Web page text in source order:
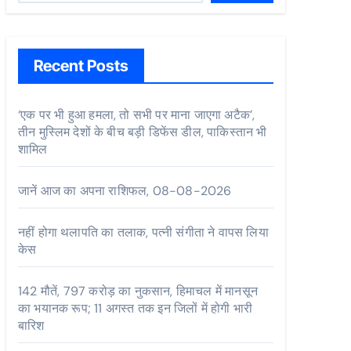
Recent Posts
‘एक पर भी हुआ हमला, तो सभी पर माना जाएगा अटैक’,
तीन मुस्लिम देशों के बीच बड़ी डिफेंस डील, पाकिस्तान भी
शामिल
जानें आज का अपना राशिफल, 08-08-2026
नहीं होगा थलापति का तलाक, पत्नी संगीता ने वापस लिया
केस
142 मौतें, 797 करोड़ का नुकसान, हिमाचल में मानसून
का भयानक रूप; 11 अगस्त तक इन जिलों में होगी भारी
बारिश